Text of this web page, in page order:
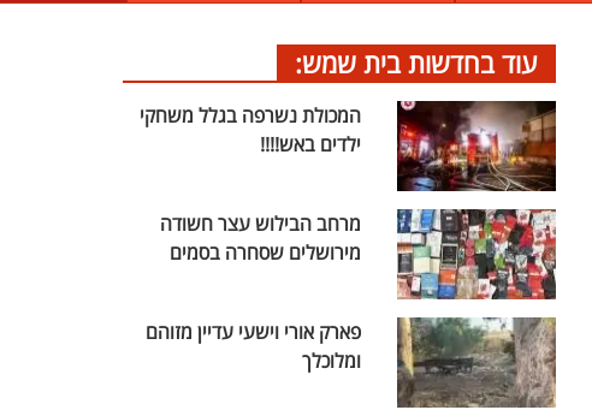
עוד בחדשות בית שמש:
המכולת נשרפה בגלל משחקי
ילדים באש!!!!
מרחב הבילוש עצר חשודה
מירושלים שסחרה בסמים
פארק אורי וישעי עדיין מזוהם
ומלוכלך